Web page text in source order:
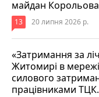
майдан
13 20 липня 2026 р.
«Затримання за
Житомирі в
силового
працівниками